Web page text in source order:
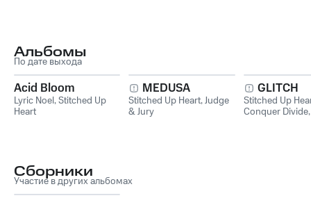
Альбомы
По дате выхода
Acid Bloom
Lyric Noel,Stitched Up
Heart
MEDUSA
Stitched Up Heart,Judge
& Jury
GLITCH
Stitched Up
Conquer Divide
Сборники
Участие в других альбомах